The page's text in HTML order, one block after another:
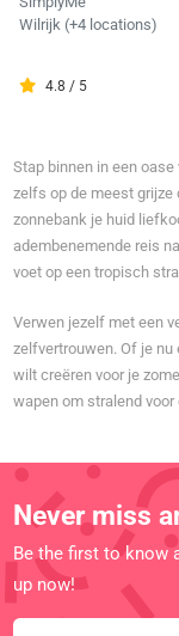
Wilrijk (+4 locations)
4.8 / 5
Stap binnen in een
zelfs op de meest grijze
zonnebank je huid
adembenemende reis
voet op een tropisch
Verwen jezelf met een
zelfvertrouwen. Of je
wilt creëren voor je
wapen om stralend voor
Never miss
Be the first to know
up now!